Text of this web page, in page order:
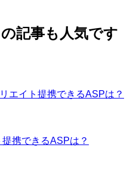
エイト提携できるASPは？
携できるASPは？